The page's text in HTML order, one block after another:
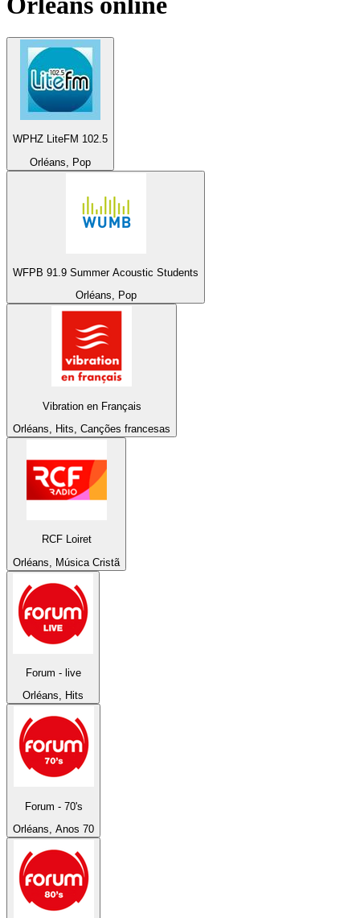
WPHZ LiteFM 102.5
Orléans, Pop
WFPB 91.9 Summer Acoustic Students
Orléans, Pop
Vibration en Français
Orléans, Hits, Canções francesas
RCF Loiret
Orléans, Música Cristã
Forum - live
Orléans, Hits
Forum - 70's
Orléans, Anos 70